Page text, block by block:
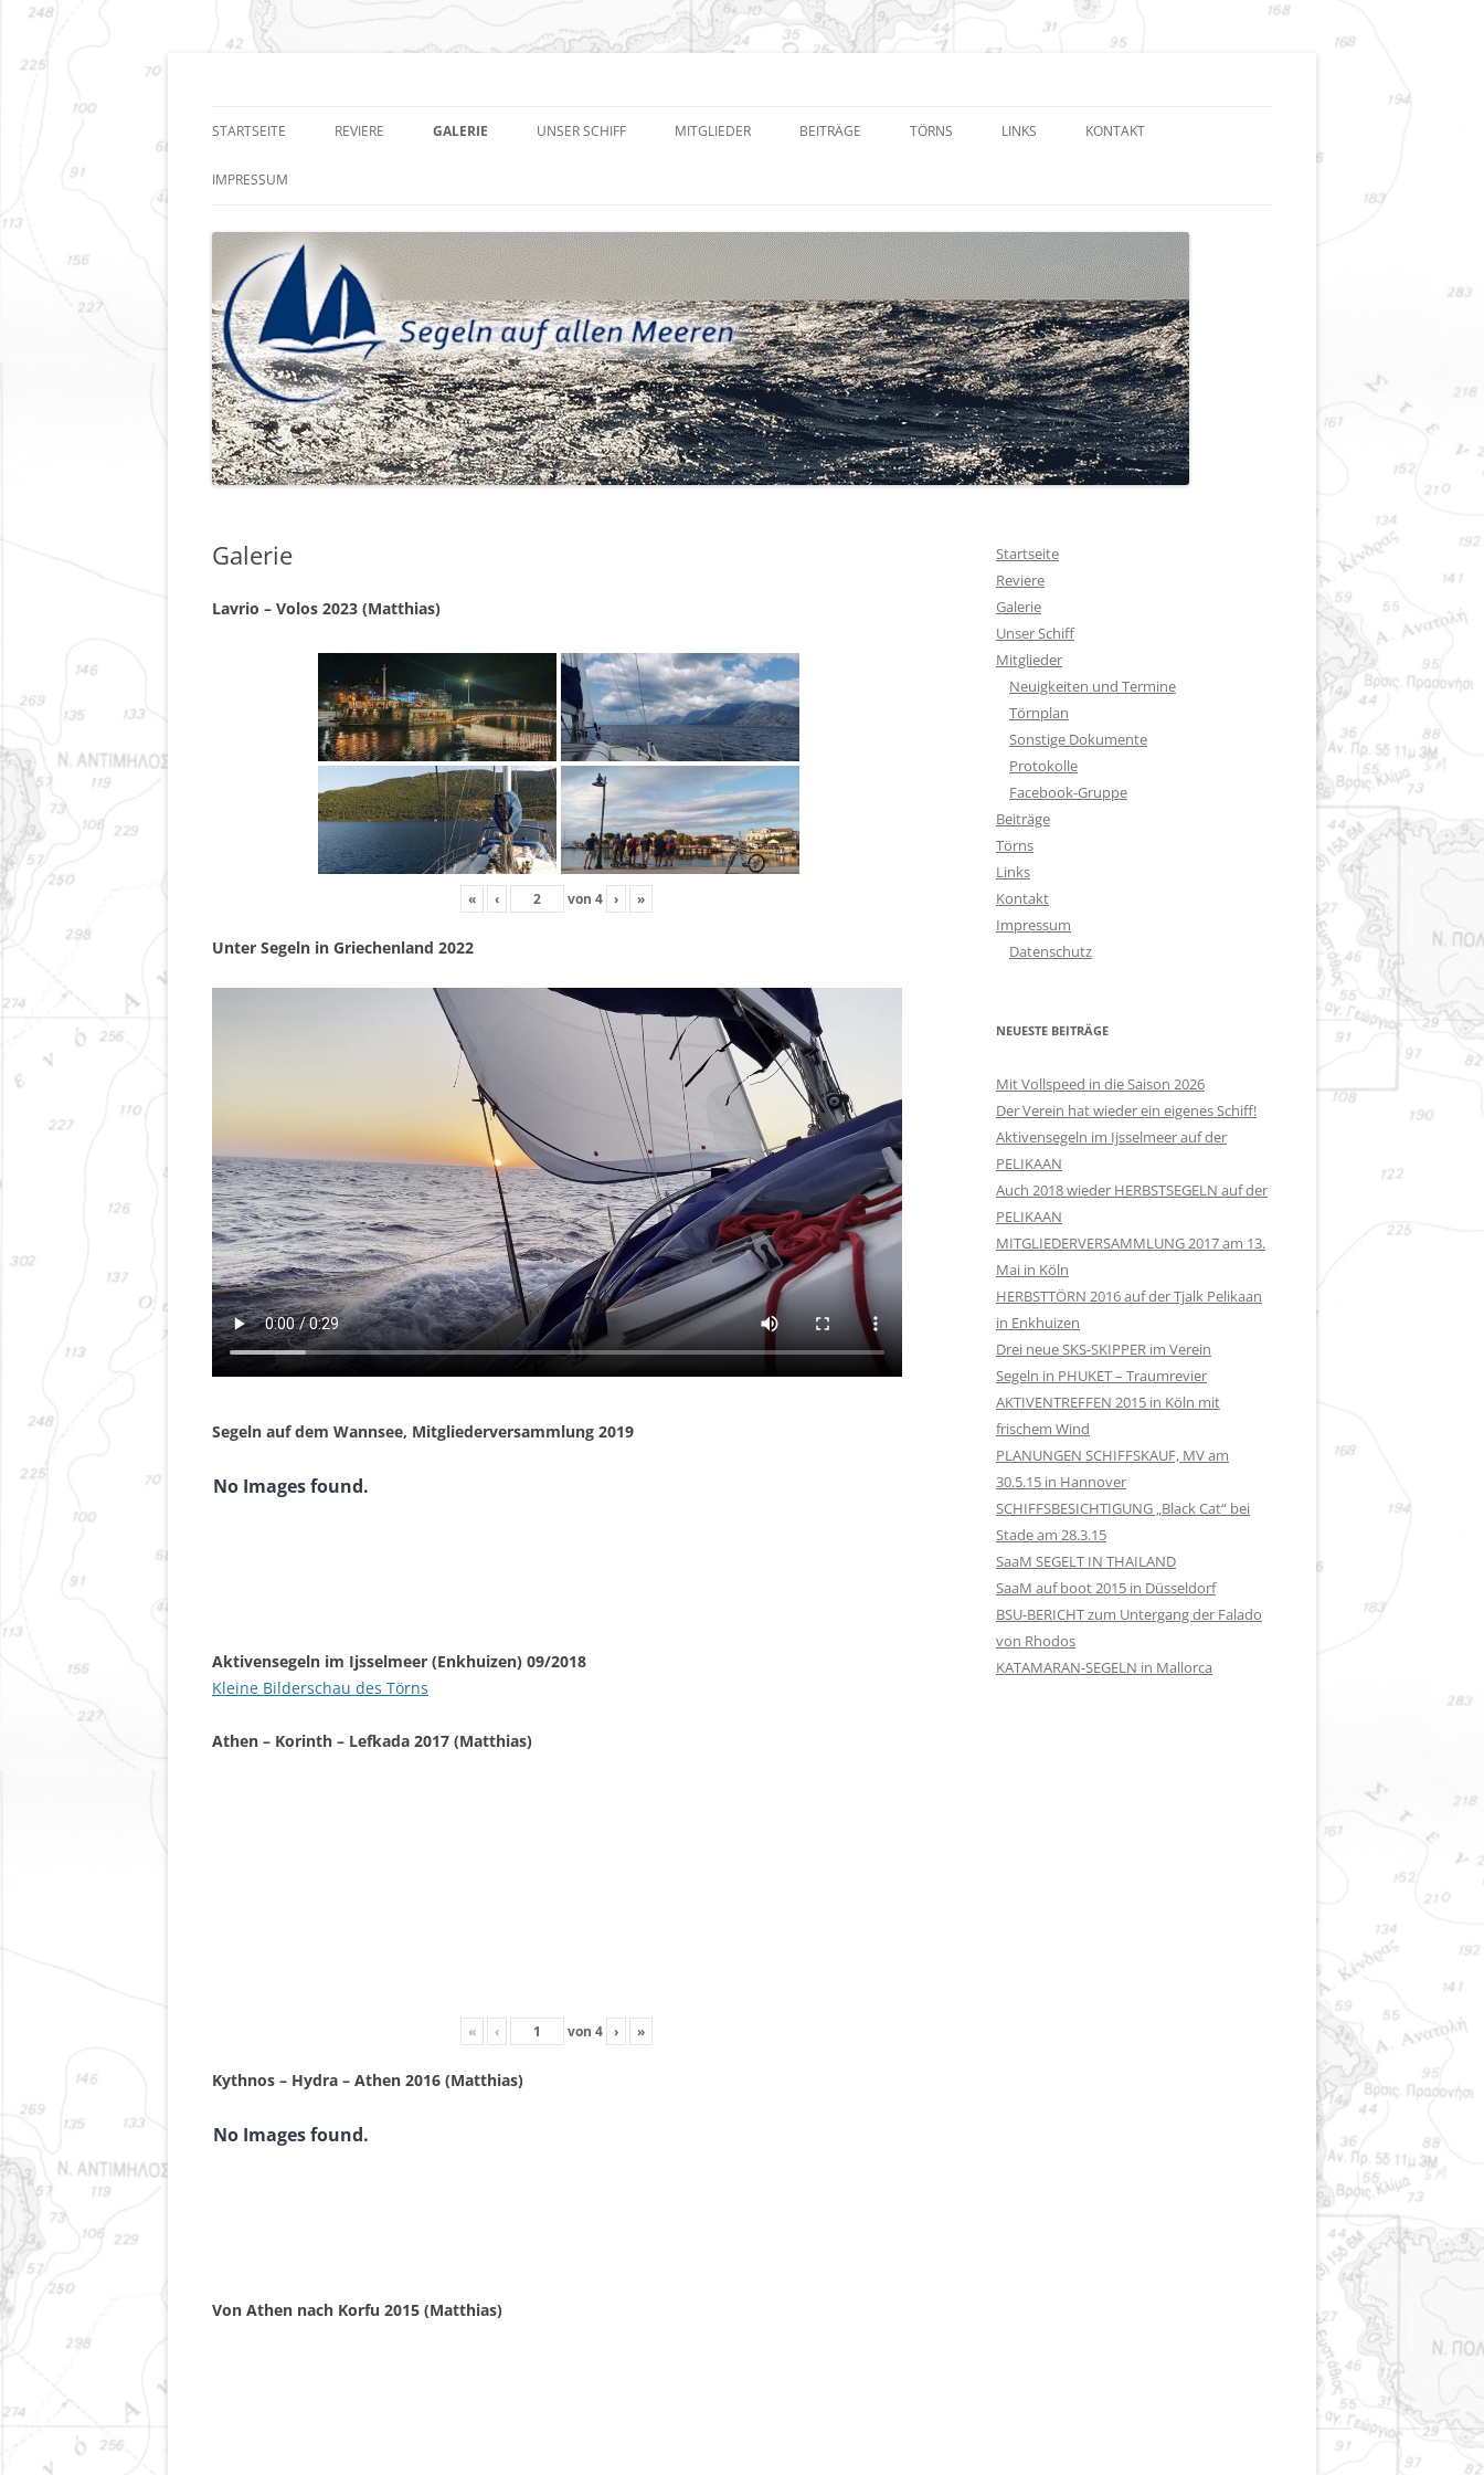
STARTSEITE REVIERE GALERIE UNSER SCHIFF MITGLIEDER
SONSTIGE DOKUMENTE
PROTOKOLLE
FACEBOOK-GRUPPE
BEITRÄGE TÖRNS LINKS KONTAKT
IMPRESSUM
Galerie
Lavrio – Volos 2023 (Matthias)
« ‹ von4 › »
Unter Segeln in Griechenland 2022
Segeln auf dem Wannsee, Mitgliederversammlung 2019
No Images found.
Aktivensegeln im Ijsselmeer (Enkhuizen) 09/2018
Kleine Bilderschau des Törns
Athen – Korinth – Lefkada 2017 (Matthias)
« ‹ von4 › »
Kythnos – Hydra – Athen 2016 (Matthias)
No Images found.
Von Athen nach Korfu 2015 (Matthias)
Startseite
Reviere
Galerie
Unser Schiff
Mitglieder
Neuigkeiten und Termine
Törnplan
Sonstige Dokumente
Protokolle
Facebook-Gruppe
Beiträge
Törns
Links
Kontakt
Impressum
Datenschutz
NEUESTE BEITRÄGE
Mit Vollspeed in die Saison 2026
Der Verein hat wieder ein eigenes Schiff!
Aktivensegeln im Ijsselmeer auf der
PELIKAAN
Auch 2018 wieder HERBSTSEGELN auf der
PELIKAAN
MITGLIEDERVERSAMMLUNG 2017 am 13.
Mai in Köln
HERBSTTÖRN 2016 auf der Tjalk Pelikaan
in Enkhuizen
Drei neue SKS-SKIPPER im Verein
Segeln in PHUKET – Traumrevier
AKTIVENTREFFEN 2015 in Köln mit
frischem Wind
PLANUNGEN SCHIFFSKAUF, MV am
30.5.15 in Hannover
SCHIFFSBESICHTIGUNG „Black Cat“ bei
Stade am 28.3.15
SaaM SEGELT IN THAILAND
SaaM auf boot 2015 in Düsseldorf
BSU-BERICHT zum Untergang der Falado
von Rhodos
KATAMARAN-SEGELN in Mallorca